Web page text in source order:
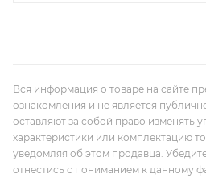
Вся информация о товаре на сайте
ознакомления и не является
оставляют за собой право изменять
характеристики или комплектацию
уведомляя об этом продавца.
отнестись с пониманием к данному